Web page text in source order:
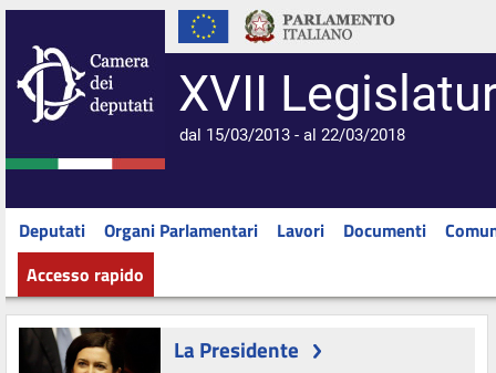
XVII
dal 15/03/2013 - al 22/03/2018
Deputati Organi Parlamentari Lavori Documenti
Accesso rapido
La Presidente